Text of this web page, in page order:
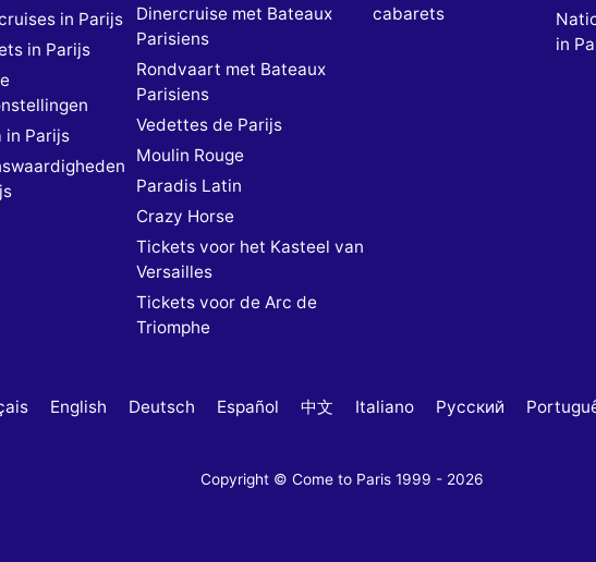
in Parijs
in Parijs
in Parijs
Dinercruise met Bateaux
Parisiens
Rondvaart met Bateaux
Parisiens
Vedettes de Parijs
Moulin Rouge
Paradis Latin
Crazy Horse
Tickets voor het Kasteel van
Versailles
Tickets voor de Arc de
Triomphe
cabarets
in
English Deutsch Español 中文 Italiano Русский
Copyright © Come to Paris 1999 - 2026